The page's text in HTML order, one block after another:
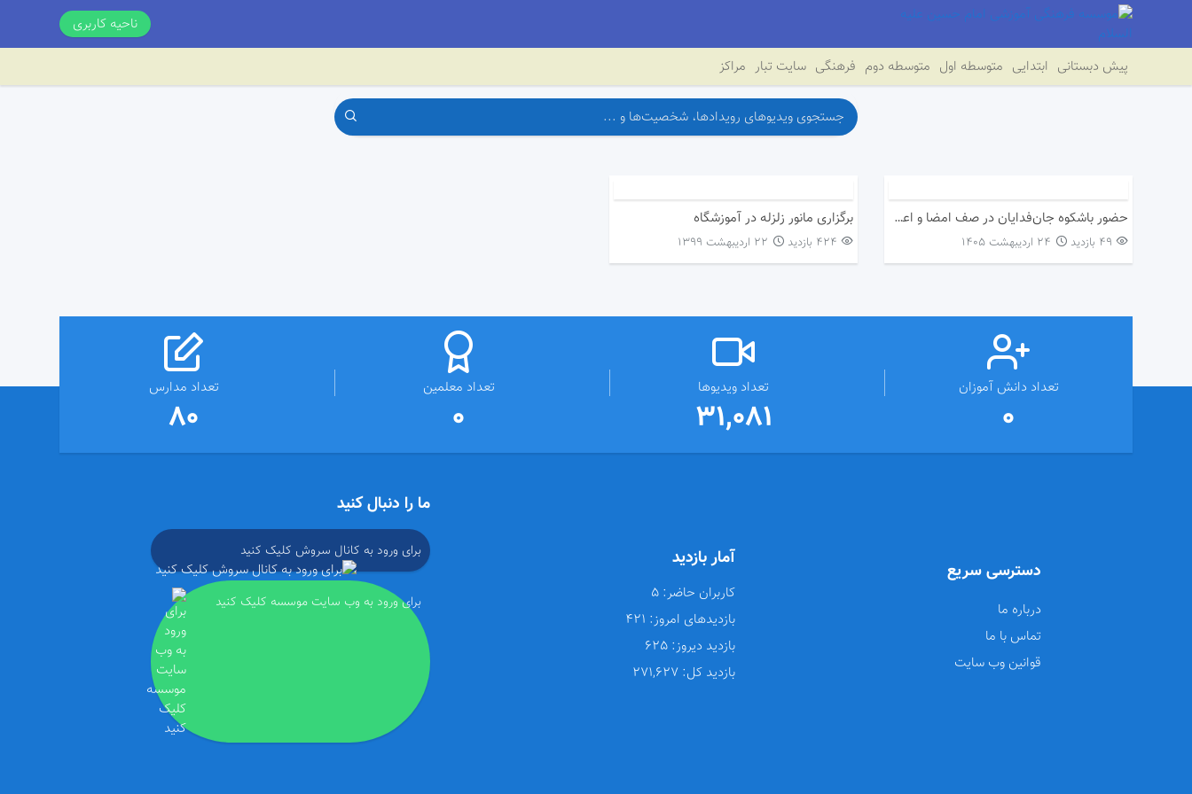
ناحیه کاربری
پیش دبستانی ابتدایی متوسطه اول متوسطه دوم فرهنگی سایت تبار مراکز
حضور باشکوه جان‌فدایان در صف امضا و اعلام آمادگی، نمایشی از وفاداری و ایستادگی
49 بازدید ۲۴ اردیبهشت ۱۴۰۵
برگزاری مانور زلزله در آموزشگاه
424 بازدید ۲۲ اردیبهشت ۱۳۹۹
تعداد دانش آموزان
0
تعداد ویدیوها
31,081
تعداد معلمین
0
تعداد مدارس
80
دسترسی سریع
درباره ما
تماس با ما
قوانین وب سایت
آمار بازدید
کاربران حاضر:
بازدیدهای امروز:
بازدید دیروز:
بازدید کل:
ما را دنبال کنید
برای ورود به کانال سروش کلیک کنید
برای ورود به وب سایت موسسه کلیک کنید